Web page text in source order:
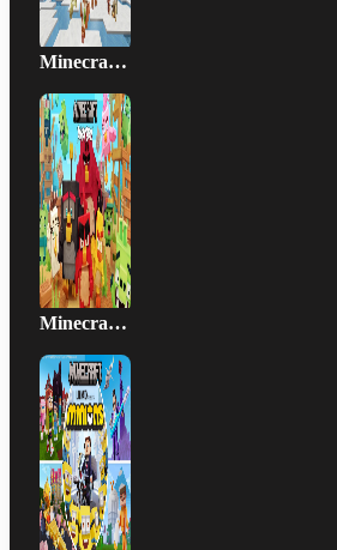
Minecraft - Angry Birds
Minecraft - Minions